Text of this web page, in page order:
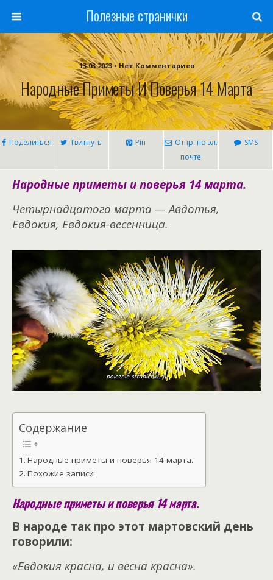
Полезные странички
13.03.2023 • Нет Комментариев
Народные Приметы И Поверья 14 Марта
Поделиться Твитнуть Pin
Отпр. по эл.
почте
SMS
Народные приметы и поверья 14 марта.
Четырнадцатого марта — Авдотья,
Евдокия, Евдокия-весенница.
Содержание
Народные приметы и поверья 14 марта.
Похожие записи
Народные приметы и поверья 14 марта.
В народе так про этот мартовский день
говорили:
«Евдокия красна, и весна красна».